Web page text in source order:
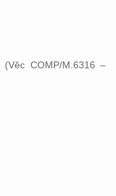
(Věc COMP/M.6316 –